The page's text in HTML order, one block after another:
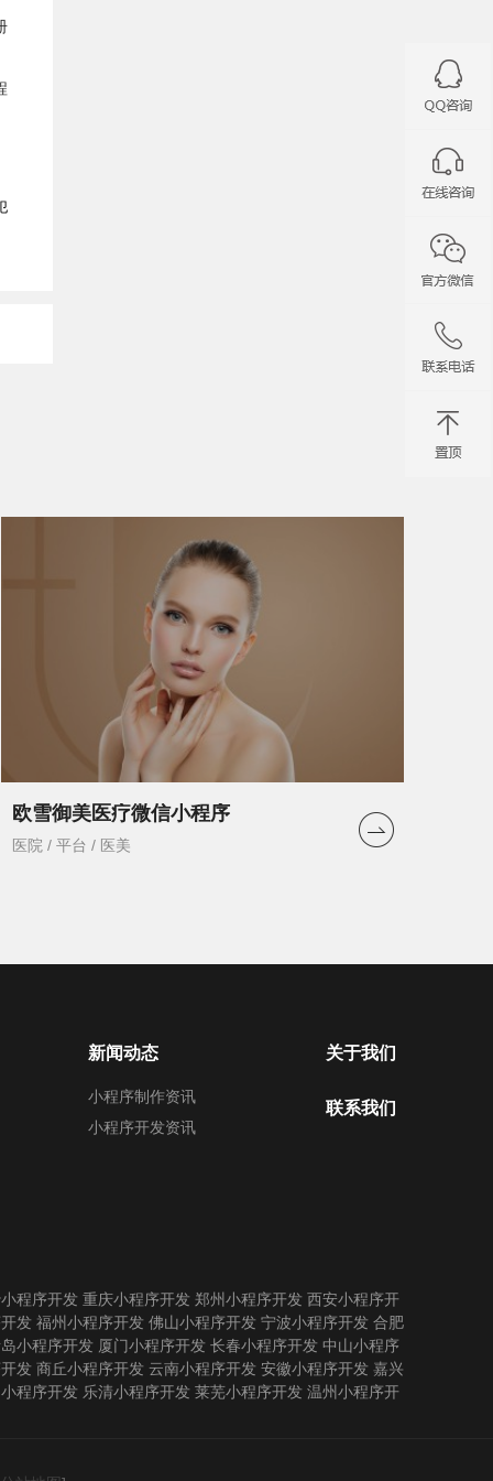
欧雪御美医疗微信小程序
医院 / 平台 / 医美
新闻动态
小程序制作资讯
小程序开发资讯
关于我们
联系我们
程序开发 重庆小程序开发 郑州小程序开发 西安小程序开
发 福州小程序开发 佛山小程序开发 宁波小程序开发 合肥
小程序开发 厦门小程序开发 长春小程序开发 中山小程序
发 商丘小程序开发 云南小程序开发 安徽小程序开发 嘉兴
程序开发 乐清小程序开发 莱芜小程序开发 温州小程序开